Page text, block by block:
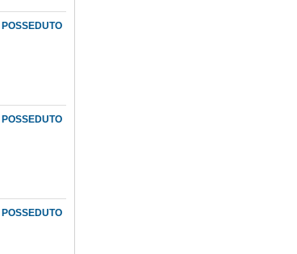
POSSEDUTO
POSSEDUTO
POSSEDUTO